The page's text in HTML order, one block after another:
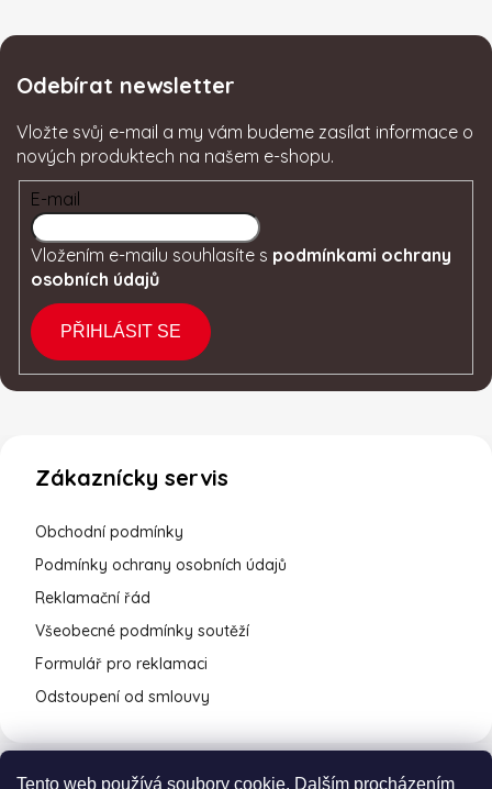
Tento web používá soubory cookie. Dalším procházením
Odebírat newsletter
Vložte svůj e-mail a my vám budeme zasílat informace o
nových produktech na našem e-shopu.
E-mail
Vložením e-mailu souhlasíte s podmínkami ochrany
osobních údajů
PŘIHLÁSIT SE
Zákaznícky servis
Obchodní podmínky
Podmínky ochrany osobních údajů
Reklamační řád
Všeobecné podmínky soutěží
Formulář pro reklamaci
Odstoupení od smlouvy